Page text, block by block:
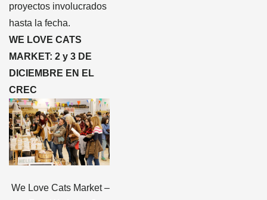
proyectos involucrados
hasta la fecha.
WE LOVE CATS
MARKET: 2 y 3 DE
DICIEMBRE EN EL
CREC
We Love Cats Market –